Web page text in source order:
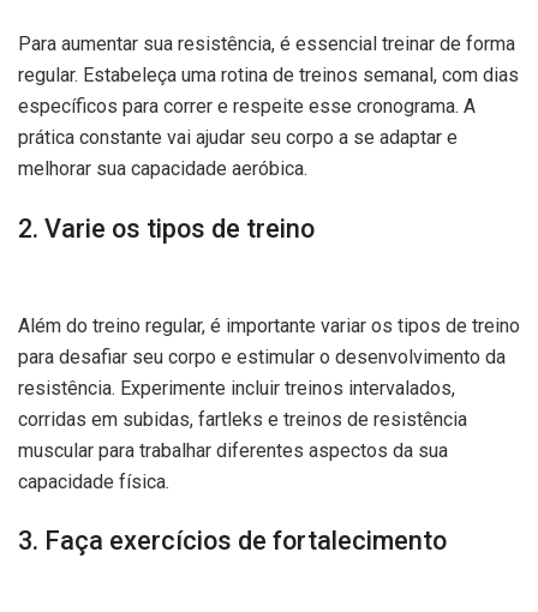
Para aumentar sua resistência, é essencial treinar de forma
regular. Estabeleça uma rotina de treinos semanal, com dias
específicos para correr e respeite esse cronograma. A
prática constante vai ajudar seu corpo a se adaptar e
melhorar sua capacidade aeróbica.
2. Varie os tipos de treino
Além do treino regular, é importante variar os tipos de treino
para desafiar seu corpo e estimular o desenvolvimento da
resistência. Experimente incluir treinos intervalados,
corridas em subidas, fartleks e treinos de resistência
muscular para trabalhar diferentes aspectos da sua
capacidade física.
3. Faça exercícios de fortalecimento